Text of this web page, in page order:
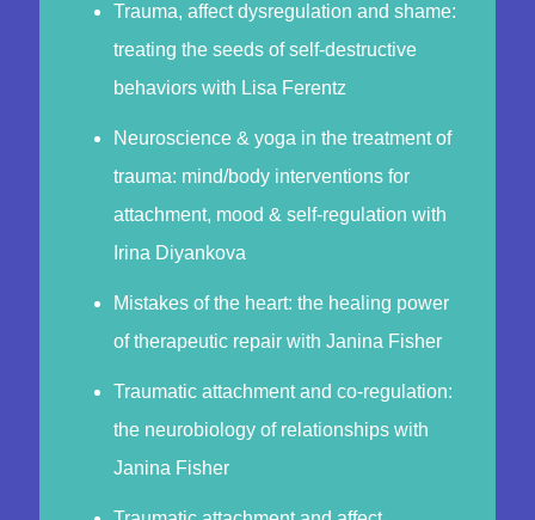
Trauma, affect dysregulation and shame:
treating the seeds of self-destructive
behaviors with Lisa Ferentz
Neuroscience & yoga in the treatment of
trauma: mind/body interventions for
attachment, mood & self-regulation with
Irina Diyankova
Mistakes of the heart: the healing power
of therapeutic repair with Janina Fisher
Traumatic attachment and co-regulation:
the neurobiology of relationships with
Janina Fisher